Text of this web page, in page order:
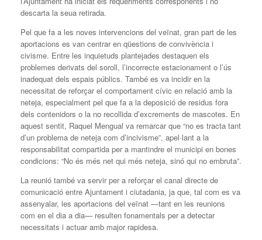
descarta la seua retirada.
Pel que fa a les noves intervencions del veïnat, gran part de les
aportacions es van centrar en qüestions de convivència i
civisme. Entre les inquietuds plantejades destaquen els
problemes derivats del soroll, l’incorrecte estacionament o l’ús
inadequat dels espais públics. També es va incidir en la
necessitat de reforçar el comportament cívic en relació amb la
neteja, especialment pel que fa a la deposició de residus fora
dels contenidors o la no recollida d’excrements de mascotes. En
aquest sentit, Raquel Mengual va remarcar que “no es tracta tant
d’un problema de neteja com d’incivisme”, apel·lant a la
responsabilitat compartida per a mantindre el municipi en bones
condicions: “No és més net qui més neteja, sinó qui no embruta”.
La reunió també va servir per a reforçar el canal directe de
comunicació entre Ajuntament i ciutadania, ja que, tal com es va
assenyalar, les aportacions del veïnat —tant en les reunions
com en el dia a dia— resulten fonamentals per a detectar
necessitats i actuar amb major rapidesa.